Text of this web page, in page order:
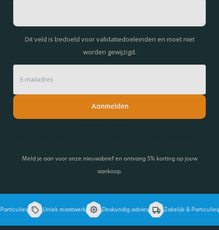
Dit veld is bedoeld voor validatiedoeleinden en moet niet
worden gewijzigd.
Aanmelden
Meld je aan voor onze nieuwsbrief en ontvang 5% korting op jouw
aankoop.
Uniek maatwerk Deskundig advies Zakelijk & Particulier